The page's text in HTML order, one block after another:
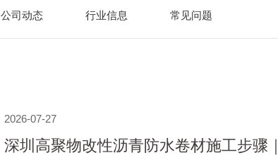
公司动态 行业信息 常见问题
2026-07-27
深圳高聚物改性沥青防水卷材施工步骤